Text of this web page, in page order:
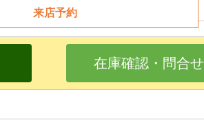
来店予約
在庫確認・問合せ